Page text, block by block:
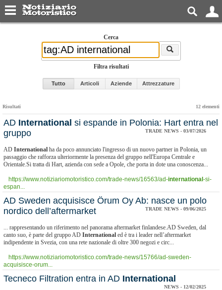
Cerca
Filtra risultati
Tutto Articoli Aziende Attrezzature
Risultati 12 elementi
AD International si espande in Polonia: Hart entra nel
gruppo
TRADE NEWS - 03/07/2026
AD International ha da poco annunciato l'ingresso di un nuovo partner in Polonia, un
passaggio che rafforza ulteriormente la presenza del gruppo nell'Europa Centrale e
Orientale.Si tratta di Hart, azienda con sede a Opole, che porta in dote una conoscenza...
https://www.notiziariomotoristico.com/trade-news/16563/ad-international -si-
espan...
​AD Sweden acquisisce Örum Oy Ab: nasce un polo
nordico dell’aftermarket
TRADE NEWS - 09/06/2025
... rappresentando un riferimento nel panorama aftermarket finlandese.AD Sweden, dal
canto suo, è parte del gruppo AD International ed è tra i leader nell’aftermarket
indipendente in Svezia, con una rete nazionale di oltre 300 negozi e circ...
https://www.notiziariomotoristico.com/trade-news/15766/ad-sweden-
acquisisce-orum...
​Tecneco Filtration entra in AD International
NEWS - 12/02/2025